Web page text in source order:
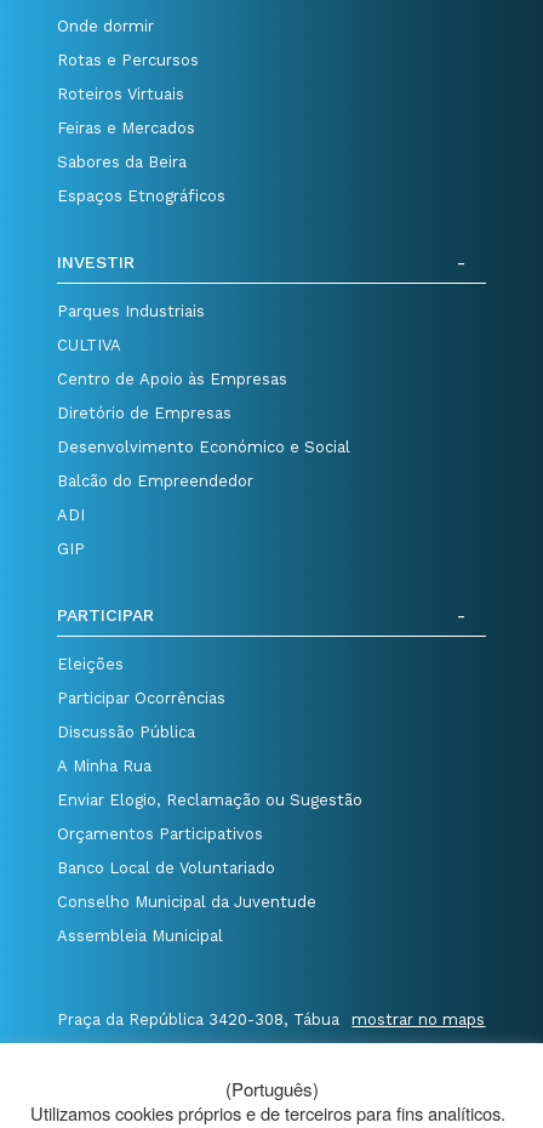
Onde dormir
Rotas e Percursos
Roteiros Virtuais
Feiras e Mercados
Sabores da Beira
Espaços Etnográficos
INVESTIR
Parques Industriais
CULTIVA
Centro de Apoio às Empresas
Diretório de Empresas
Desenvolvimento Económico e Social
Balcão do Empreendedor
ADI
GIP
PARTICIPAR
Eleições
Participar Ocorrências
Discussão Pública
A Minha Rua
Enviar Elogio, Reclamação ou Sugestão
Orçamentos Participativos
Banco Local de Voluntariado
Conselho Municipal da Juventude
Assembleia Municipal
Praça da República 3420-308, Tábua mostrar no maps
E. geral@cm-tabua.pt
(Português)
Utilizamos cookies próprios e de terceiros para fins analíticos.